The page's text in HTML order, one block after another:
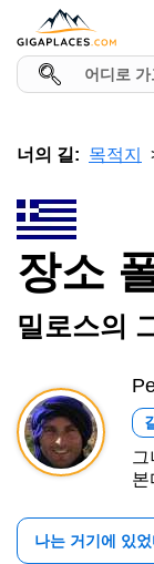
너의 길: 목적지
장소
밀로스의
본
나는 거기에 있